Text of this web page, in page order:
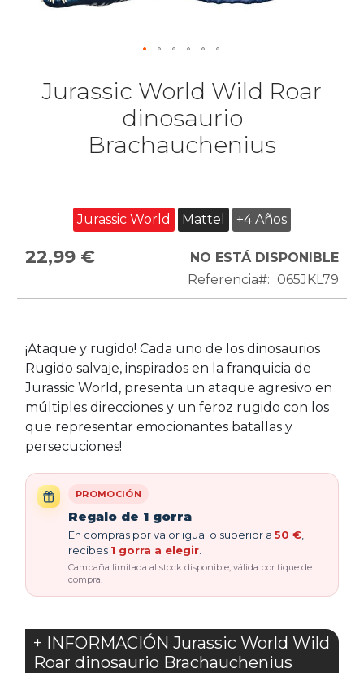
Jurassic World Wild Roar
dinosaurio
Brachauchenius
Jurassic World Mattel +4 Años
22,99 €
NO ESTÁ DISPONIBLE
Referencia
065JKL79
¡Ataque y rugido! Cada uno de los dinosaurios
Rugido salvaje, inspirados en la franquicia de
Jurassic World, presenta un ataque agresivo en
múltiples direcciones y un feroz rugido con los
que representar emocionantes batallas y
persecuciones!
PROMOCIÓN
Regalo de 1 gorra
En compras por valor igual o superior a 50 €
recibes 1 gorra a elegir
Campaña limitada al stock disponible, válida por tique de
compra.
+ INFORMACIÓN Jurassic World Wild
Roar dinosaurio Brachauchenius